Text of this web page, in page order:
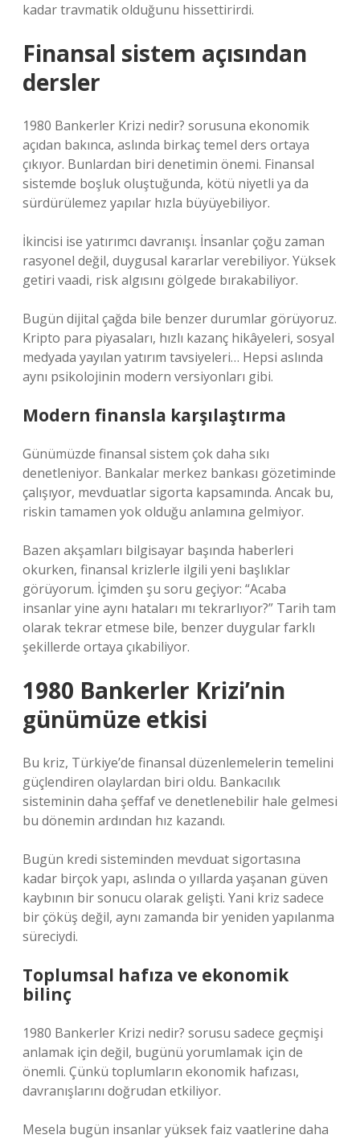
kadar travmatik olduğunu hissettirirdi.
Finansal sistem açısından
dersler
1980 Bankerler Krizi nedir? sorusuna ekonomik
açıdan bakınca, aslında birkaç temel ders ortaya
çıkıyor. Bunlardan biri denetimin önemi. Finansal
sistemde boşluk oluştuğunda, kötü niyetli ya da
sürdürülemez yapılar hızla büyüyebiliyor.
İkincisi ise yatırımcı davranışı. İnsanlar çoğu zaman
rasyonel değil, duygusal kararlar verebiliyor. Yüksek
getiri vaadi, risk algısını gölgede bırakabiliyor.
Bugün dijital çağda bile benzer durumlar görüyoruz.
Kripto para piyasaları, hızlı kazanç hikâyeleri, sosyal
medyada yayılan yatırım tavsiyeleri… Hepsi aslında
aynı psikolojinin modern versiyonları gibi.
Modern finansla karşılaştırma
Günümüzde finansal sistem çok daha sıkı
denetleniyor. Bankalar merkez bankası gözetiminde
çalışıyor, mevduatlar sigorta kapsamında. Ancak bu,
riskin tamamen yok olduğu anlamına gelmiyor.
Bazen akşamları bilgisayar başında haberleri
okurken, finansal krizlerle ilgili yeni başlıklar
görüyorum. İçimden şu soru geçiyor: “Acaba
insanlar yine aynı hataları mı tekrarlıyor?” Tarih tam
olarak tekrar etmese bile, benzer duygular farklı
şekillerde ortaya çıkabiliyor.
1980 Bankerler Krizi’nin
günümüze etkisi
Bu kriz, Türkiye’de finansal düzenlemelerin temelini
güçlendiren olaylardan biri oldu. Bankacılık
sisteminin daha şeffaf ve denetlenebilir hale gelmesi
bu dönemin ardından hız kazandı.
Bugün kredi sisteminden mevduat sigortasına
kadar birçok yapı, aslında o yıllarda yaşanan güven
kaybının bir sonucu olarak gelişti. Yani kriz sadece
bir çöküş değil, aynı zamanda bir yeniden yapılanma
süreciydi.
Toplumsal hafıza ve ekonomik
bilinç
1980 Bankerler Krizi nedir? sorusu sadece geçmişi
anlamak için değil, bugünü yorumlamak için de
önemli. Çünkü toplumların ekonomik hafızası,
davranışlarını doğrudan etkiliyor.
Mesela bugün insanlar yüksek faiz vaatlerine daha